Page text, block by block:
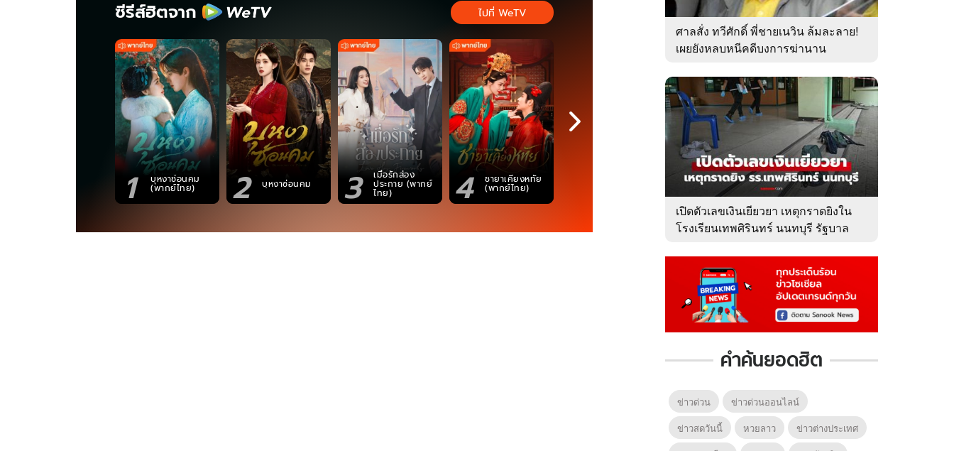
ซีรีส์ฮิตจาก
1 บุหงาซ่อนคม
(พากย์ไทย) 2 บุหงาซ่อนคม 3 เมื่อรักส่อง
ประกาย (พากย์
ไทย) 4 ชายาเคียงหทัย
(พากย์ไทย) 5 6 หากวินาทีนั้นไม่
พบเธอ (พากย์
ไทย) 7 ซอโซ่ล่ามธีร์
(Uncut Ver.)
ไปที่ WeTV
ศาลสั่ง ทวีศักดิ์ พี่ชายเนวิน ล้มละลาย!
เผยยังหลบหนีคดีบงการฆ่านาน
เปิดตัวเลขเงินเยียวยา เหตุกราดยิงใน
โรงเรียนเทพศิรินทร์ นนทบุรี รัฐบาล
คำค้นยอดฮิต
ข่าวด่วน
ข่าวด่วนออนไลน์
ข่าวสดวันนี้
หวยลาว
ข่าวต่างประเทศ